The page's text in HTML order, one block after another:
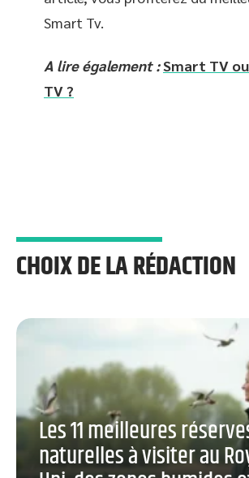
Smart Tv.
A lire également :Smart TV
TV ?
CHOIX DE LA RÉDACTION
Les 11 meilleures
naturelles à visiter au